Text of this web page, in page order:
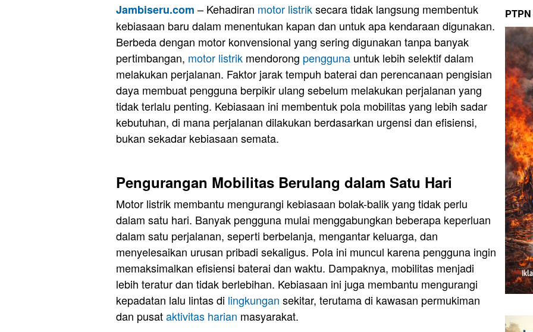
Jambiseru.com – Kehadiran motor listriksecara tidak langsung membentuk
kebiasaan baru dalam menentukan kapan dan untuk apa kendaraan digunakan.
Berbeda dengan motor konvensional yang sering digunakan tanpa banyak
pertimbangan, motor listrik mendorong pengguna untuk lebih selektif dalam
melakukan perjalanan. Faktor jarak tempuh baterai dan perencanaan pengisian
daya membuat pengguna berpikir ulang sebelum melakukan perjalanan yang
tidak terlalu penting. Kebiasaan ini membentuk pola mobilitas yang lebih sadar
kebutuhan, di mana perjalanan dilakukan berdasarkan urgensi dan efisiensi,
bukan sekadar kebiasaan semata.
Pengurangan Mobilitas Berulang dalam Satu Hari
Motor listrik membantu mengurangi kebiasaan bolak-balik yang tidak perlu
dalam satu hari. Banyak pengguna mulai menggabungkan beberapa keperluan
dalam satu perjalanan, seperti berbelanja, mengantar keluarga, dan
menyelesaikan urusan pribadi sekaligus. Pola ini muncul karena pengguna ingin
memaksimalkan efisiensi baterai dan waktu. Dampaknya, mobilitas menjadi
lebih teratur dan tidak berlebihan. Kebiasaan ini juga membantu mengurangi
kepadatan lalu lintas di lingkungan sekitar, terutama di kawasan permukiman
dan pusataktivitas harian masyarakat.